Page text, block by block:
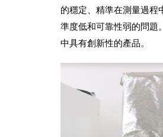
的穩定、精準在測量過
準度低和可靠性弱的問
中具有創新性的產品。